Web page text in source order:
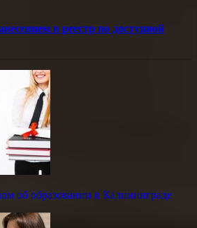
в реестр по доступной
об образовании в Калининграде